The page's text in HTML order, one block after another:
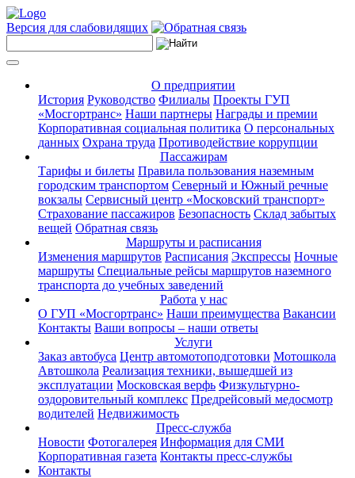
Версия для слабовидящих
О предприятии
История Руководство Филиалы Проекты ГУП
«Мосгортранс» Наши партнеры Награды и премии
Корпоративная социальная политика О персональных
данных Охрана труда Противодействие коррупции
Пассажирам
Тарифы и билеты Правила пользования наземным
городским транспортом Северный и Южный речные
вокзалы Сервисный центр «Московский транспорт»
Страхование пассажиров Безопасность Склад забытых
вещей Обратная связь
Маршруты и расписания
Изменения маршрутов Расписания Экспрессы Ночные
маршруты Специальные рейсы маршрутов наземного
транспорта до учебных заведений
Работа у нас
О ГУП «Мосгортранс» Наши преимущества Вакансии
Контакты Ваши вопросы – наши ответы
Услуги
Заказ автобуса Центр автомотоподготовки Мотошкола
Автошкола Реализация техники, вышедшей из
эксплуатации Московская верфь Физкультурно-
оздоровительный комплекс Предрейсовый медосмотр
водителей Недвижимость
Пресс-служба
Новости Фотогалерея Информация для СМИ
Корпоративная газета Контакты пресс-службы
Контакты